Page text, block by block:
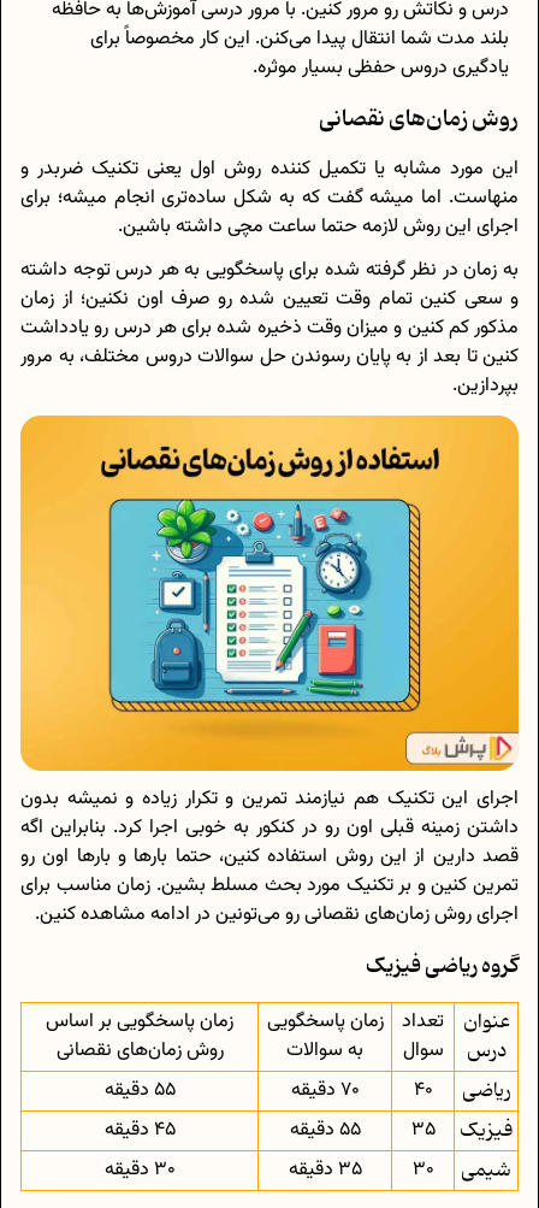
درس و نکاتش رو مرور کنین. با مرور درسی آموزش‌ها به حافظه
بلند مدت شما انتقال پیدا می‌کنن. این کار مخصوصاً برای
یادگیری دروس حفظی بسیار موثره.
روش زمان‌های نقصانی
این مورد مشابه یا تکمیل کننده روش اول یعنی تکنیک ضربدر و
منهاست. اما میشه گفت که به شکل ساده‌تری انجام میشه؛ برای
اجرای این روش لازمه حتما ساعت مچی داشته باشین.
به زمان در نظر گرفته شده برای پاسخگویی به هر درس توجه داشته
و سعی کنین تمام وقت تعیین شده رو صرف اون نکنین؛ از زمان
مذکور کم کنین و میزان وقت ذخیره شده برای هر درس رو یادداشت
کنین تا بعد از به پایان رسوندن حل سوالات دروس مختلف، به مرور
بپردازین.
اجرای این تکنیک هم نیازمند تمرین و تکرار زیاده و نمیشه بدون
داشتن زمینه قبلی اون رو در کنکور به‌ خوبی اجرا کرد. بنابراین اگه
قصد دارین از این روش استفاده کنین، حتما بارها و بارها اون رو
تمرین کنین و بر تکنیک مورد بحث مسلط بشین. زمان مناسب برای
اجرای روش زمان‌های نقصانی رو می‌تونین در ادامه مشاهده کنین.
گروه ریاضی فیزیک
عنوان
درس
تعداد
سوال
زمان پاسخگویی
به سوالات
زمان پاسخگویی بر اساس
روش زمان‌های نقصانی
ریاضی 40 70 دقیقه 55 دقیقه
فیزیک 35 55 دقیقه 45 دقیقه
شیمی 30 35 دقیقه 30 دقیقه